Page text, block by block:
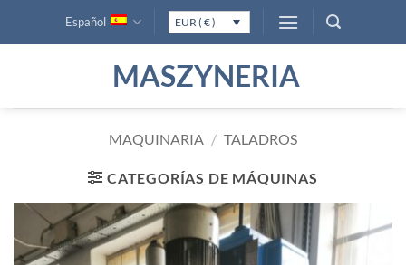
Español EUR ( € )
MASZYNERIA
MAQUINARIA / TALADROS
CATEGORÍAS DE MÁQUINAS